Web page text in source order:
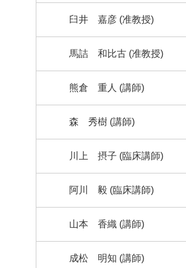
臼井 嘉彦 (准教授)
馬詰 和比古 (准教授)
熊倉 重人 (講師)
森 秀樹 (講師)
川上 摂子 (臨床講師)
阿川 毅 (臨床講師)
山本 香織 (講師)
成松 明知 (講師)